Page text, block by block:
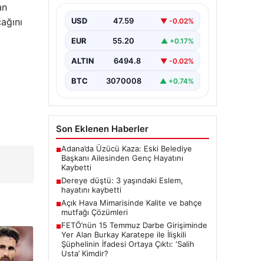
USD 47.59 ▼ -0.02%
EUR 55.20 ▲ +0.17%
ALTIN 6494.8 ▼ -0.02%
BTC 3070008 ▲ +0.74%
Son Eklenen Haberler
■Adana’da Üzücü Kaza: Eski Belediye
Başkanı Ailesinden Genç Hayatını
Kaybetti
■Dereye düştü: 3 yaşındaki Eslem,
hayatını kaybetti
■Açık Hava Mimarisinde Kalite ve bahçe
mutfağı Çözümleri
■FETÖ’nün 15 Temmuz Darbe Girişiminde
Yer Alan Burkay Karatepe ile İlişkili
Şüphelinin İfadesi Ortaya Çıktı: ‘Salih
Usta’ Kimdir?